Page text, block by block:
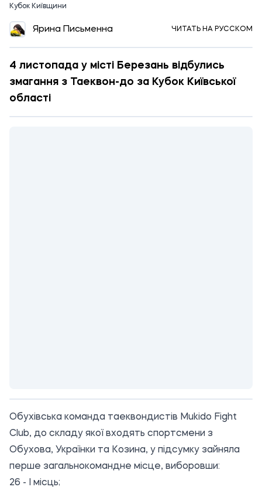
Кубок Київщини
Ярина Письменна ЧИТАТЬ НА РУССКОМ
4 листопада у місті Березань відбулись
змагання з Таеквон-до за Кубок Київської
області
Обухівська команда таеквондистів Mukido Fight
Club, до складу якої входять спортсмени з
Обухова, Українки та Козина, у підсумку зайняла
перше загальнокомандне місце, виборовши:
26 - І місць;